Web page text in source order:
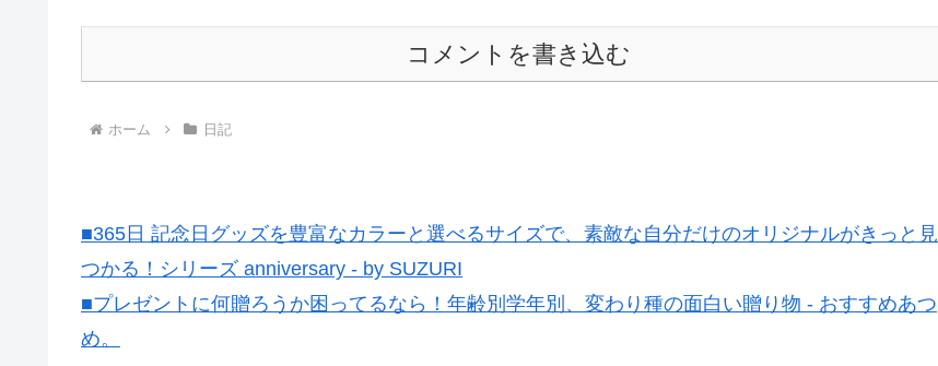
コメントを書き込む
ホーム 日記
■365日 記念日グッズを豊富なカラーと選べるサイズで、素敵な自分だけのオリジナルがきっと見
つかる！シリーズ anniversary - by SUZURI
■プレゼントに何贈ろうか困ってるなら！年齢別学年別、変わり種の面白い贈り物 - おすすめあつ
め。